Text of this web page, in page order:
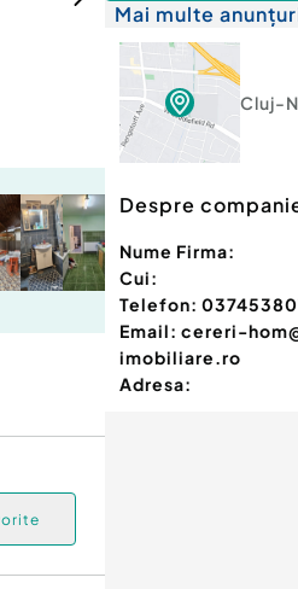
Mai multe
Cluj-
Despre
Nume Firma:
Cui:
Telefon:
Email: cereri-
imobiliare.ro
Adresa: